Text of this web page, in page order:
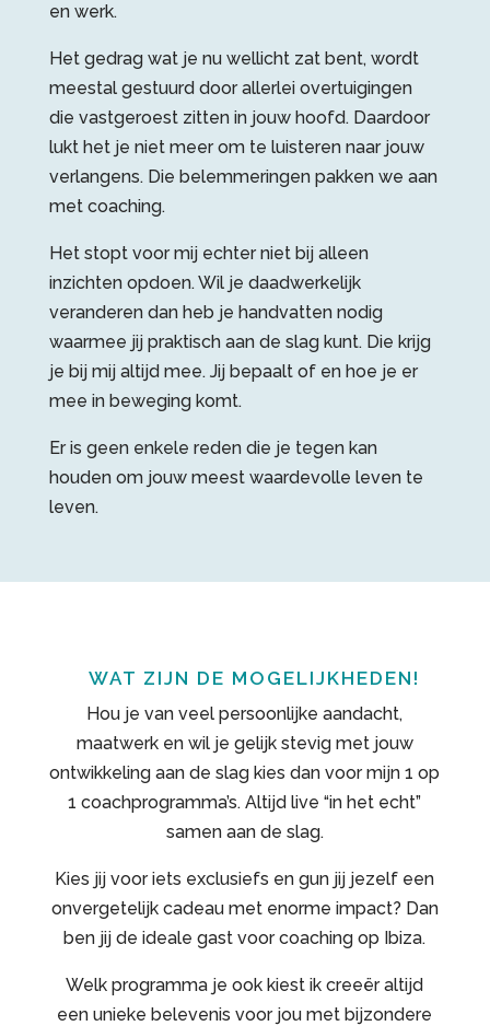
en werk. ⁠
Het gedrag wat je nu wellicht zat bent, wordt
meestal gestuurd door allerlei overtuigingen
die vastgeroest zitten in jouw hoofd. Daardoor
lukt het je niet meer om te luisteren naar jouw
verlangens. Die belemmeringen pakken we aan
met coaching.
Het stopt voor mij echter niet bij alleen
inzichten opdoen. Wil je daadwerkelijk
veranderen dan heb je handvatten nodig
waarmee jij praktisch aan de slag kunt. Die krijg
je bij mij altijd mee. Jij bepaalt of en hoe je er
mee in beweging komt.
Er is geen enkele reden die je tegen kan
houden om jouw meest waardevolle leven te
leven.
WAT ZIJN DE MOGELIJKHEDEN!
Hou je van veel persoonlijke aandacht,
maatwerk en wil je gelijk stevig met jouw
ontwikkeling aan de slag kies dan voor mijn 1 op
1 coachprogramma’s. Altijd live “in het echt”
samen aan de slag.
Kies jij voor iets exclusiefs en gun jij jezelf een
onvergetelijk cadeau met enorme impact? Dan
ben jij de ideale gast voor coaching op Ibiza.
Welk programma je ook kiest ik creeër altijd
een unieke belevenis voor jou met bijzondere